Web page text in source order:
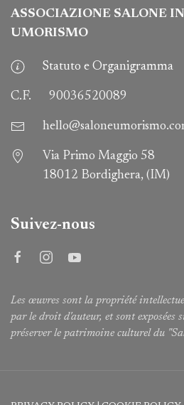
ASSOCIAZIONE SALONE
UMORISMO
Statuto e Organigramma
C.F. 90036520089
Via Primo Maggio 58
18012 Bordighera, (IM)
Suivez-nous
Les œuvres sont la propriété
par le droit d'auteur, et sont exposées
préserver le patrimoine culturel du